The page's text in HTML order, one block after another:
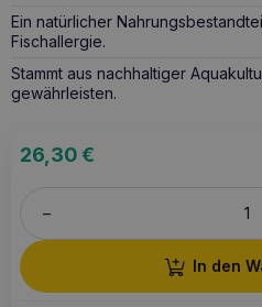
Ein natürlicher
Fischallergie.
Stammt aus nachhaltiger
gewährleisten.
26,30€
–
In den